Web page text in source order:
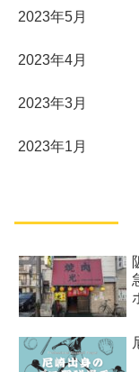
2023年5月
2023年4月
2023年3月
2023年1月